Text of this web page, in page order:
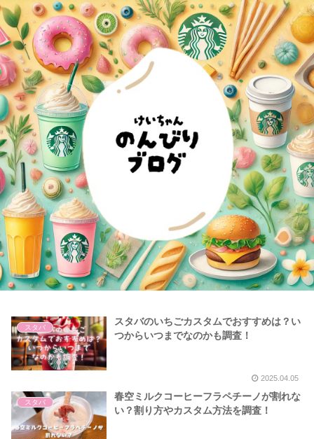
スタバ
スタバのいちごカスタムでおすすめは？い
つからいつまでなのかも調査！
2025.04.05
スタバ
春空ミルクコーヒーフラペチーノが割れな
い？割り方やカスタム方法を調査！